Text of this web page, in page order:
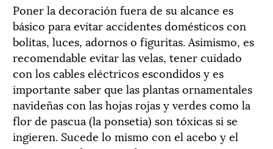
Poner la decoración fuera de su alcance es
básico para evitar accidentes domésticos con
bolitas, luces, adornos o figuritas. Asimismo, es
recomendable evitar las velas, tener cuidado
con los cables eléctricos escondidos y es
importante saber que las plantas ornamentales
navideñas con las hojas rojas y verdes como la
flor de pascua (la ponsetia) son tóxicas si se
ingieren. Sucede lo mismo con el acebo y el